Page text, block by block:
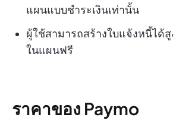
แผนแบบชำระเงินเท่านั้น
ผู้ใช้สามารถสร้างใบแจ้งหนี้ได้
ในแผนฟรี
ราคาของ Paymo